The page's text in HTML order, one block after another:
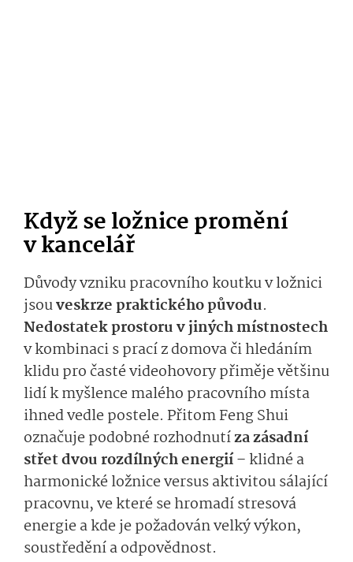
Když se ložnice promění
v kancelář
Důvody vzniku pracovního koutku v ložnici
jsouveskrze praktického původu.
Nedostatek prostoru v jiných místnostech
v kombinaci s prací z domova či hledáním
klidu pro časté videohovory přiměje většinu
lidí k myšlence malého pracovního místa
ihned vedle postele. Přitom Feng Shui
označuje podobné rozhodnutíza zásadní
střet dvou rozdílných energií– klidné a
harmonické ložnice versus aktivitou sálající
pracovnu, ve které se hromadí stresová
energie a kde je požadován velký výkon,
soustředění a odpovědnost.